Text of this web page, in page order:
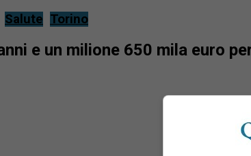
Salute Torino
e un milione 650 mila euro